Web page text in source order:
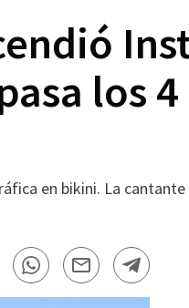
los
en bikini. La